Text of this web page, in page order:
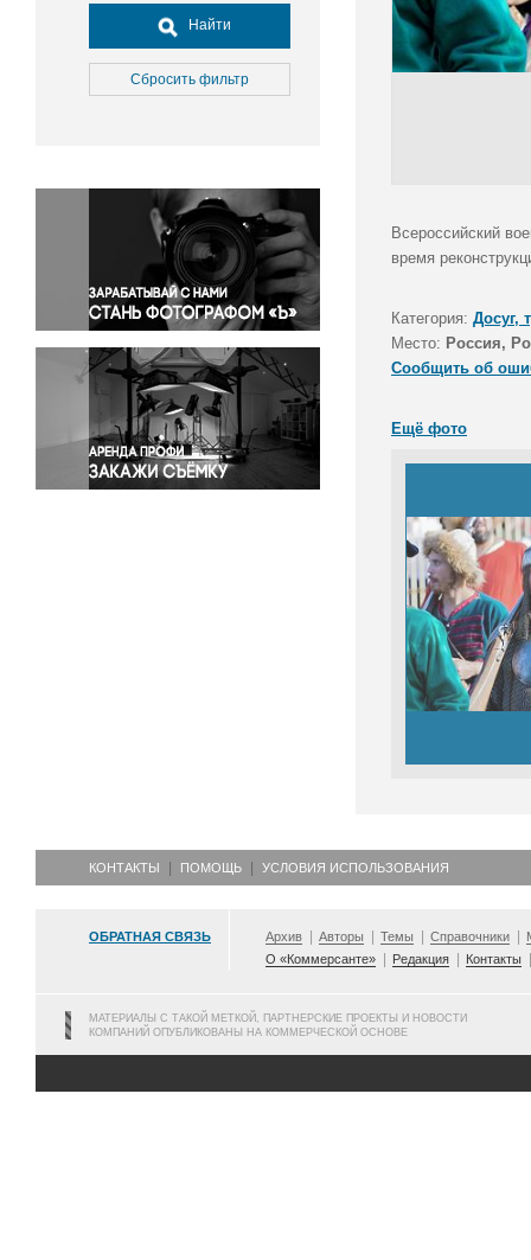
Досуг, туризм и отдых
Культура
Медицина
Окружающая среда
Политика
Правосудие
Происшествия и конфликты
Религия
Светская жизнь
Спорт
Экология
Экономика и бизнес
Найти
Сбросить фильтр
Всероссийский
время
Категория: Досуг,
Место: Россия,
Сообщить об
Ещё фото
КОНТАКТЫ ПОМОЩЬ УСЛОВИЯ ИСПОЛЬЗОВАНИЯ
ОБРАТНАЯ СВЯЗЬ Архив Авторы Темы Справочники
О «Коммерсанте»
Редакция Контакты
МАТЕРИАЛЫ С ТАКОЙ МЕТКОЙ, ПАРТНЕРСКИЕ ПРОЕКТЫ И НОВОСТИ
КОМПАНИЙ ОПУБЛИКОВАНЫ НА КОММЕРЧЕСКОЙ ОСНОВЕ